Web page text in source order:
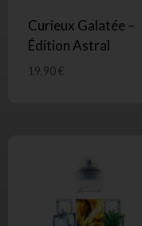
Curieux Galatée –
Édition Astral
19,90€